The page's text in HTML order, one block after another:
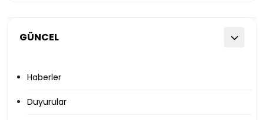
GÜNCEL
Haberler
Duyurular